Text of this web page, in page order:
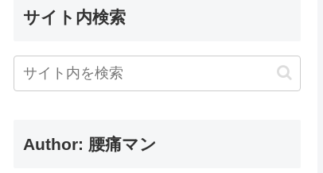
サイト内検索
Author: 腰痛マン